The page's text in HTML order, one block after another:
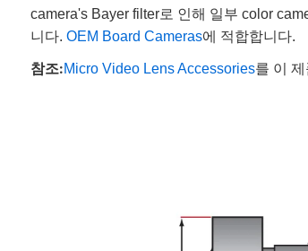
camera's Bayer filter로 인해 일부 color
니다. OEM Board Cameras에 적합합니다.
참조:Micro Video Lens Accessories를 이